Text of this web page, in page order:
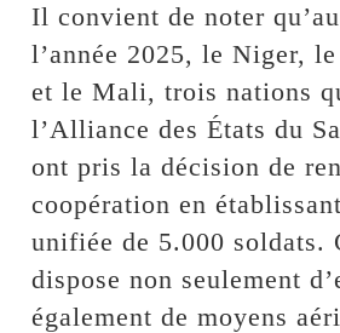
Il convient de noter
l’année 2025, le Niger,
et le Mali, trois nations
l’Alliance des États du
ont pris la décision de
coopération en
unifiée de 5.000 soldats.
dispose non seulement
également de moyens